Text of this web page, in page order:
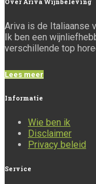
Over Ariva Wijnbeleving
Ariva is de Italiaanse
Ik ben een
verschillende top
Lees meer
Informatie
Wie ben ik
Disclaimer
Privacy beleid
Service